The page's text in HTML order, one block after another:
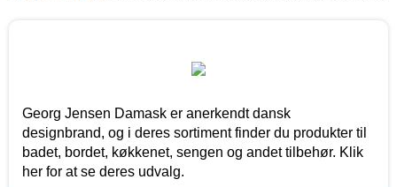
Georg Jensen Damask er anerkendt dansk
designbrand, og i deres sortiment finder du produkter til
badet, bordet, køkkenet, sengen og andet tilbehør. Klik
her for at se deres udvalg.